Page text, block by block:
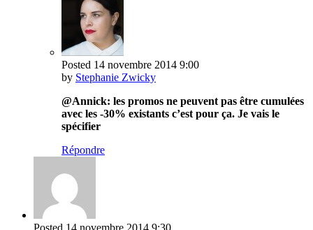
Posted 14 novembre 2014 9:00
by Stephanie Zwicky
@Annick: les promos ne peuvent pas être cumulées
avec les -30% existants c’est pour ça. Je vais le
spécifier
Répondre
Posted 14 novembre 2014 9:30